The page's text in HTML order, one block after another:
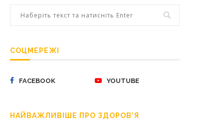
СОЦМЕРЕЖІ
FACEBOOK YOUTUBE
НАЙВАЖЛИВІШЕ ПРО ЗДОРОВ’Я